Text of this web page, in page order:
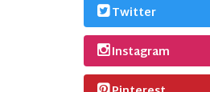
Twitter
Instagram